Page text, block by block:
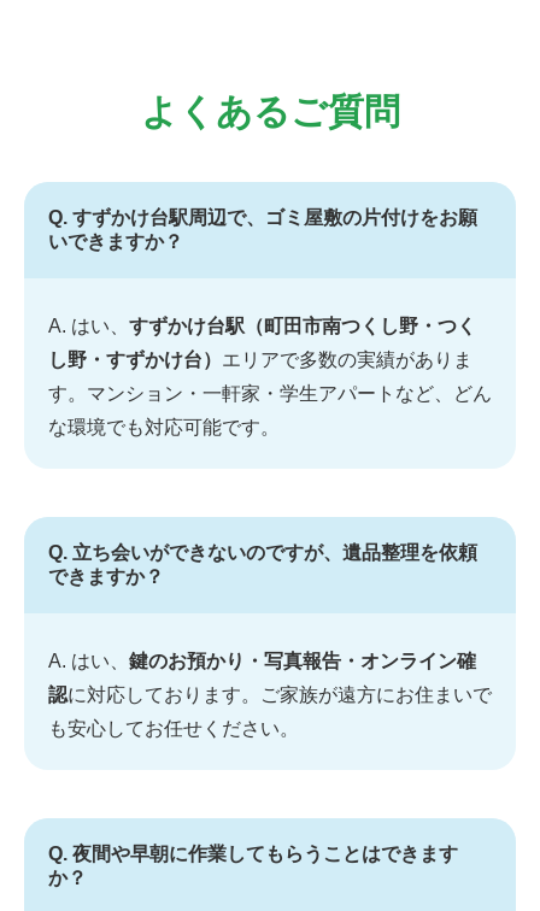
よくあるご質問
Q. すずかけ台駅周辺で、ゴミ屋敷の片付けをお願
いできますか？
A. はい、 すずかけ台駅（町田市南つくし野・つく
し野・すずかけ台） エリアで多数の実績がありま
す。マンション・一軒家・学生アパートなど、どん
な環境でも対応可能です。
Q. 立ち会いができないのですが、遺品整理を依頼
できますか？
A. はい、 鍵のお預かり・写真報告・オンライン確
認に対応しております。ご家族が遠方にお住まいで
も安心してお任せください。
Q. 夜間や早朝に作業してもらうことはできます
か？